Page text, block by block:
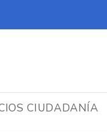
CIUDADANÍA